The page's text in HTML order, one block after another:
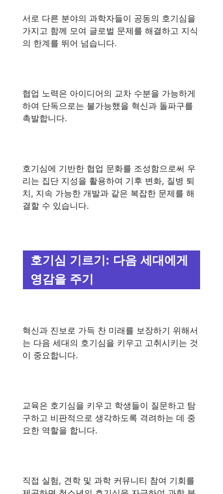
서로 다른 분야의 과학자들이 공동의 호기심을
가지고 함께 모여 글로벌 문제를 해결하고 지식
의 한계를 뛰어 넘습니다.
협업 노력은 아이디어의 교차 수분을 가능하게
하여 단독으로는 불가능했을 혁신과 돌파구를
촉발합니다.
호기심에 기반한 협업 문화를 조성함으로써 우
리는 집단 지성을 활용하여 기후 변화, 질병 퇴
치, 지속 가능한 개발과 같은 복잡한 문제를 해
결할 수 있습니다.
호기심 기르기: 다음 세대에게
영감을 주기
혁신과 진보로 가득 찬 미래를 보장하기 위해서
는 다음 세대의 호기심을 키우고 고취시키는 것
이 중요합니다.
교육은 호기심을 키우고 학생들이 질문하고 탐
구하고 비판적으로 생각하도록 격려하는 데 중
요한 역할을 합니다.
직접 실험, 견학 및 과학 커뮤니티 참여 기회를